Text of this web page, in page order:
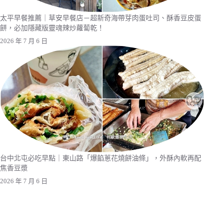
太平早餐推薦｜草安早餐店－超新奇海帶芽肉蛋吐司、酥香豆皮蛋
餅，必加隱藏版靈魂辣炒蘿蔔乾！
2026 年 7 月 6 日
台中北屯必吃早點｜東山路「爆餡蔥花燒餅油條」，外酥內軟再配
焦香豆漿
2026 年 7 月 6 日